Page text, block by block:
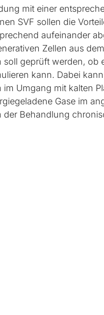
mit einer
SVF sollen die
aufeinander
Zellen aus
geprüft werden, ob
kann. Dabei
Umgang mit kalten
Gase im
der Behandlung